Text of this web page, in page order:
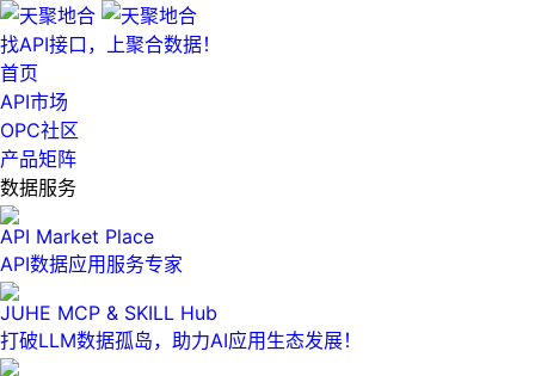
找API接口，上聚合数据！
首页
API市场
OPC社区
产品矩阵
数据服务
API Market Place
API数据应用服务专家
JUHE MCP & SKILL Hub
打破LLM数据孤岛，助力AI应用生态发展！